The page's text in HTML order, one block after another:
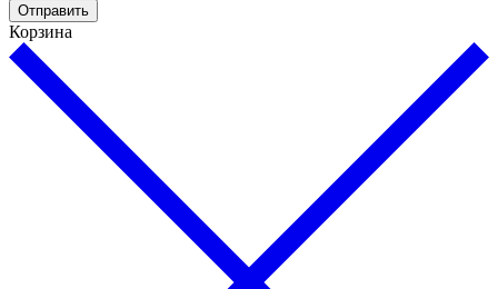
Отправить
Корзина